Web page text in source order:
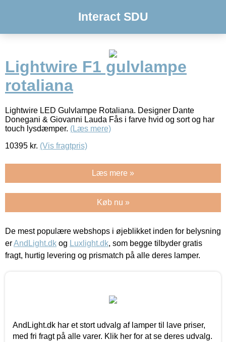
Interact SDU
Lightwire F1 gulvlampe
rotaliana
Lightwire LED Gulvlampe Rotaliana. Designer Dante
Donegani & Giovanni Lauda Fås i farve hvid og sort og har
touch lysdæmper. (Læs mere)
10395 kr. (Vis fragtpris)
Læs mere »
Køb nu »
De mest populære webshops i øjeblikket inden for belysning
erAndLight.dk og Luxlight.dk, som begge tilbyder gratis
fragt, hurtig levering og prismatch på alle deres lamper.
AndLight.dk har et stort udvalg af lamper til lave priser,
med fri fragt på alle varer. Klik her for at se deres udvalg.